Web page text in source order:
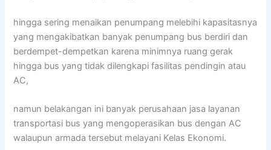
hingga sering menaikan penumpang melebihi kapasitasnya
yang mengakibatkan banyak penumpang bus berdiri dan
berdempet-dempetkan karena minimnya ruang gerak
hingga bus yang tidak dilengkapi fasilitas pendingin atau
AC,
namun belakangan ini banyak perusahaan jasa layanan
transportasi bus yang mengoperasikan bus dengan AC
walaupun armada tersebut melayani Kelas Ekonomi.